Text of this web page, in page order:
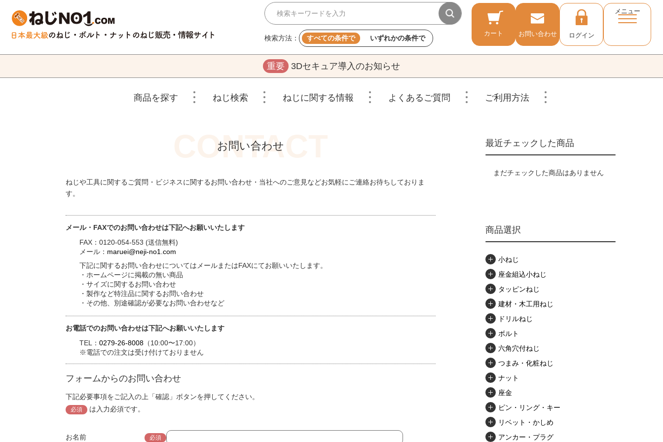
検索方法： すべての条件で いずれかの条件で
カート お問い合わせ ログイン
メニュー
重要 3Dセキュア導入のお知らせ
商品を探す ねじ検索 ねじに関する情報 よくあるご質問 ご利用方法
お問い合わせ
ねじや工具に関するご質問・ビジネスに関するお問い合わせ・当社へのご意見などお気軽にご連絡お待ちしておりま
す。
メール・FAXでのお問い合わせは下記へお願いいたします
FAX：0120-054-553 (送信無料)
メール： maruei@neji-no1.com
下記に関するお問い合わせについてはメールまたはFAXにてお願いいたします。
・ホームページに掲載の無い商品
・サイズに関するお問い合わせ
・製作など特注品に関するお問い合わせ
・その他、別途確認が必要なお問い合わせなど
お電話でのお問い合わせは下記へお願いいたします
TEL： 0279-26-8008 （10:00〜17:00）
※電話での注文は受け付けておりません
フォームからのお問い合わせ
下記必要事項をご記入の上「確認」ボタンを押してください。
必須 は入力必須です。
お名前 必須
最近チェックした商品
まだチェックした商品はありません
商品選択
小ねじ
座金組込小ねじ
タッピンねじ
建材・木工用ねじ
ドリルねじ
ボルト
六角穴付ねじ
つまみ・化粧ねじ
ナット
座金
ピン・リング・キー
リベット・かしめ
アンカー・プラグ